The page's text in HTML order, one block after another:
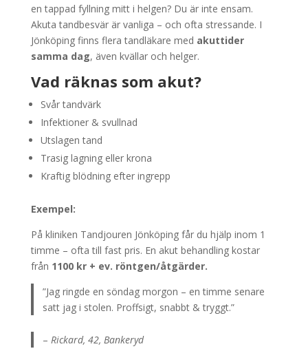
en tappad fyllning mitt i helgen? Du är inte ensam.
Akuta tandbesvär är vanliga – och ofta stressande. I
Jönköping finns flera tandläkare med akuttider
samma dag, även kvällar och helger.
Vad räknas som akut?
Svår tandvärk
Infektioner & svullnad
Utslagen tand
Trasig lagning eller krona
Kraftig blödning efter ingrepp
Exempel:
På kliniken Tandjouren Jönköping får du hjälp inom 1
timme – ofta till fast pris. En akut behandling kostar
från 1100 kr + ev. röntgen/åtgärder.
”Jag ringde en söndag morgon – en timme senare
satt jag i stolen. Proffsigt, snabbt & tryggt.”
–Rickard, 42, Bankeryd